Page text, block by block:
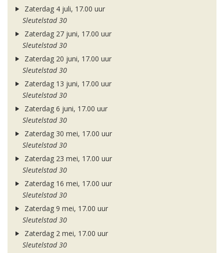
Zaterdag 4 juli, 17.00 uur
Sleutelstad 30
Zaterdag 27 juni, 17.00 uur
Sleutelstad 30
Zaterdag 20 juni, 17.00 uur
Sleutelstad 30
Zaterdag 13 juni, 17.00 uur
Sleutelstad 30
Zaterdag 6 juni, 17.00 uur
Sleutelstad 30
Zaterdag 30 mei, 17.00 uur
Sleutelstad 30
Zaterdag 23 mei, 17.00 uur
Sleutelstad 30
Zaterdag 16 mei, 17.00 uur
Sleutelstad 30
Zaterdag 9 mei, 17.00 uur
Sleutelstad 30
Zaterdag 2 mei, 17.00 uur
Sleutelstad 30